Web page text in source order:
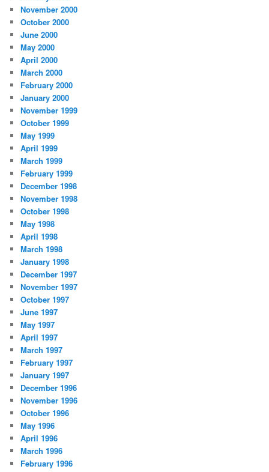
November 2000
October 2000
June 2000
May 2000
April 2000
March 2000
February 2000
January 2000
November 1999
October 1999
May 1999
April 1999
March 1999
February 1999
December 1998
November 1998
October 1998
May 1998
April 1998
March 1998
January 1998
December 1997
November 1997
October 1997
June 1997
May 1997
April 1997
March 1997
February 1997
January 1997
December 1996
November 1996
October 1996
May 1996
April 1996
March 1996
February 1996